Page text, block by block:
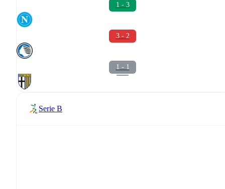
1 - 3
3 - 2
1 - 1
Serie B